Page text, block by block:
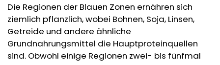
Die Regionen der Blauen Zonen ernähren sich
ziemlich pflanzlich, wobei Bohnen, Soja, Linsen,
Getreide und andere ähnliche
Grundnahrungsmittel die Hauptproteinquellen
sind. Obwohl einige Regionen zwei- bis fünfmal